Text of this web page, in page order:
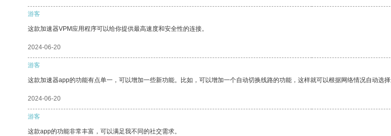
游客
这款加速器VPM应用程序可以给你提供最高速度和安全性的连接。
2024-06-20
游客
这款加速器app的功能有点单一，可以增加一些新功能。比如，可以增加一个自动切换线路的功能，这样就可以根据网络情况自动选
2024-06-20
游客
这款app的功能非常丰富，可以满足我不同的社交需求。